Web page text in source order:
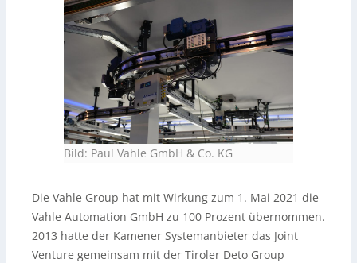
Bild: Paul Vahle GmbH & Co. KG
Die Vahle Group hat mit Wirkung zum 1. Mai 2021 die
Vahle Automation GmbH zu 100 Prozent übernommen.
2013 hatte der Kamener Systemanbieter das Joint
Venture gemeinsam mit der Tiroler Deto Group